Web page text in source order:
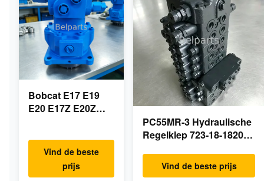
Bobcat E17 E19
E20 E17Z E20Z
7024419 Voor mini
graafmachine
Vind de beste
prijs
PC55MR-3 Hydraulische
Regelklep 723-18-18200
18202 voor KOMATSU
Graafmachine Originele
Vind de beste prijs